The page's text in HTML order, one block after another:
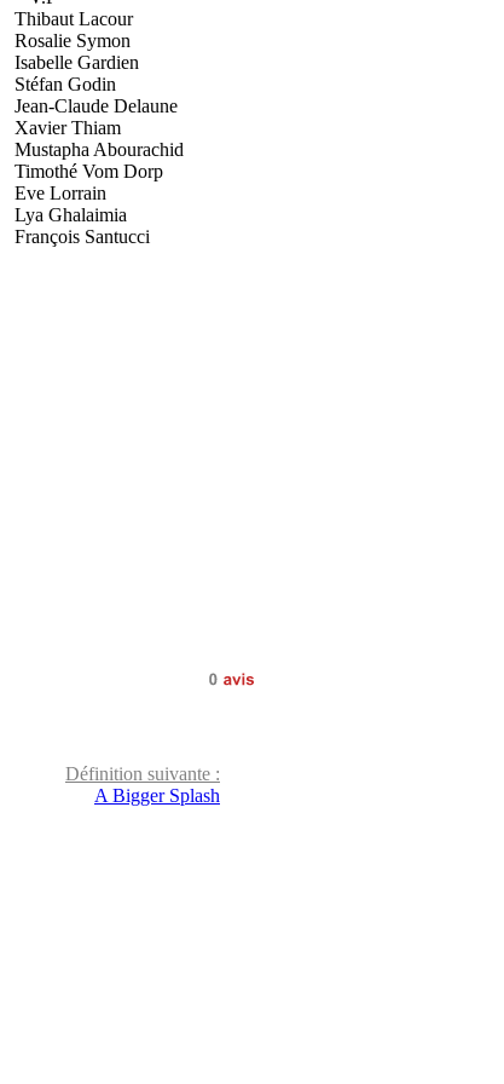
Thibaut Lacour
Rosalie Symon
Isabelle Gardien
Stéfan Godin
Jean-Claude Delaune
Xavier Thiam
Mustapha Abourachid
Timothé Vom Dorp
Eve Lorrain
Lya Ghalaimia
François Santucci
Définition suivante :
A Bigger Splash